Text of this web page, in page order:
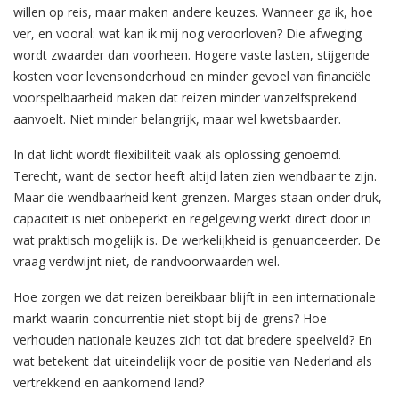
willen op reis, maar maken andere keuzes. Wanneer ga ik, hoe
ver, en vooral: wat kan ik mij nog veroorloven? Die afweging
wordt zwaarder dan voorheen. Hogere vaste lasten, stijgende
kosten voor levensonderhoud en minder gevoel van financiële
voorspelbaarheid maken dat reizen minder vanzelfsprekend
aanvoelt. Niet minder belangrijk, maar wel kwetsbaarder.
In dat licht wordt flexibiliteit vaak als oplossing genoemd.
Terecht, want de sector heeft altijd laten zien wendbaar te zijn.
Maar die wendbaarheid kent grenzen. Marges staan onder druk,
capaciteit is niet onbeperkt en regelgeving werkt direct door in
wat praktisch mogelijk is. De werkelijkheid is genuanceerder. De
vraag verdwijnt niet, de randvoorwaarden wel.
Hoe zorgen we dat reizen bereikbaar blijft in een internationale
markt waarin concurrentie niet stopt bij de grens? Hoe
verhouden nationale keuzes zich tot dat bredere speelveld? En
wat betekent dat uiteindelijk voor de positie van Nederland als
vertrekkend en aankomend land?